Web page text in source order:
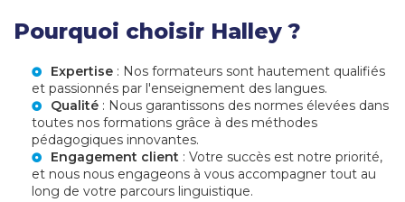
Pourquoi choisir Halley ?
Expertise : Nos formateurs sont hautement qualifiés
et passionnés par l'enseignement des langues.
Qualité : Nous garantissons des normes élevées dans
toutes nos formations grâce à des méthodes
pédagogiques innovantes.
Engagement client : Votre succès est notre priorité,
et nous nous engageons à vous accompagner tout au
long de votre parcours linguistique.